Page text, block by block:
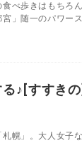
べ歩きはもちろ
」随一のパワー
♪[すすき
幌」。大人女子